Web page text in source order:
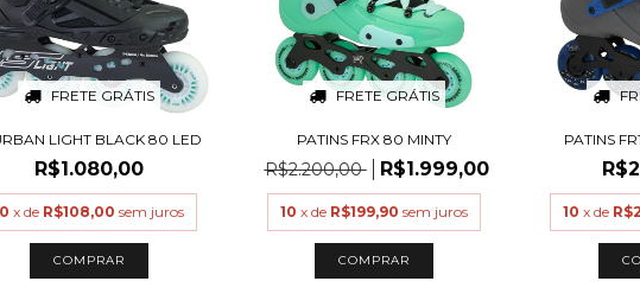
FRETE GRÁTIS
LIGHT BLACK 80 LED
R$1.080,00
x de R$108,00 sem juros
COMPRAR
FRETE GRÁTIS
PATINS FRX 80 MINTY
R$2.200,00 R$1.999,00
10 x de R$199,90 sem juros
COMPRAR
PATINS
10 x de